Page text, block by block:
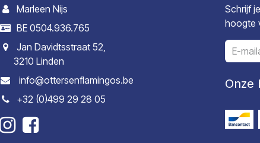
Marleen Nijs
BE 0504.936.765
Jan Davidtsstraat 52,
3210 Linden
info@ottersenflamingos.be
+32 (0)499 29 28 05
Schrijf
hoogte
Onze